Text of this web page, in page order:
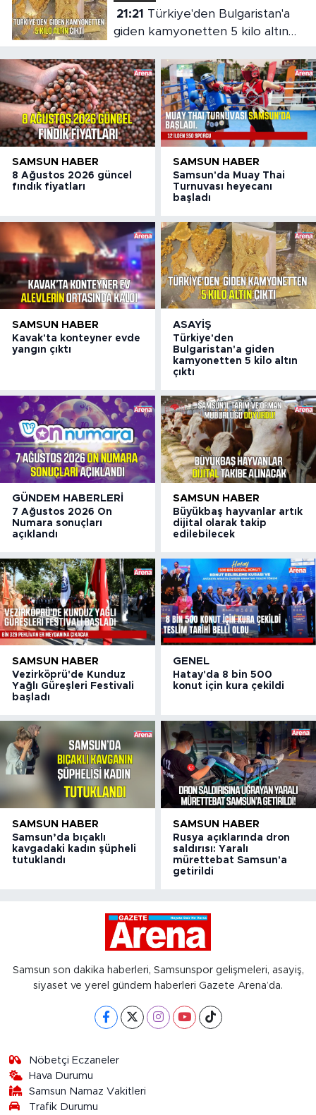
21:21
giden kamyonetten 5 kilo altın
çıktı
SAMSUN HABER
8 Ağustos 2026 güncel
fındık fiyatları
SAMSUN HABER
Samsun'da Muay Thai
Turnuvası heyecanı
başladı
SAMSUN HABER
Kavak'ta konteyner evde
yangın çıktı
ASAYIŞ
Türkiye'den
Bulgaristan'a giden
kamyonetten 5 kilo altın
çıktı
GÜNDEM HABERLERI
7 Ağustos 2026 On
Numara sonuçları
açıklandı
SAMSUN HABER
Büyükbaş hayvanlar artık
dijital olarak takip
edilebilecek
SAMSUN HABER
Vezirköprü'de Kunduz
Yağlı Güreşleri Festivali
başladı
GENEL
Hatay'da 8 bin 500
konut için kura çekildi
SAMSUN HABER
Samsun’da bıçaklı
kavgadaki kadın şüpheli
tutuklandı
SAMSUN HABER
Rusya açıklarında dron
saldırısı: Yaralı
mürettebat Samsun'a
getirildi
Samsun son dakika haberleri, Samsunspor gelişmeleri, asayiş,
siyaset ve yerel gündem haberleri Gazete Arena’da.
Nöbetçi Eczaneler
Hava Durumu
Samsun Namaz Vakitleri
Trafik Durumu